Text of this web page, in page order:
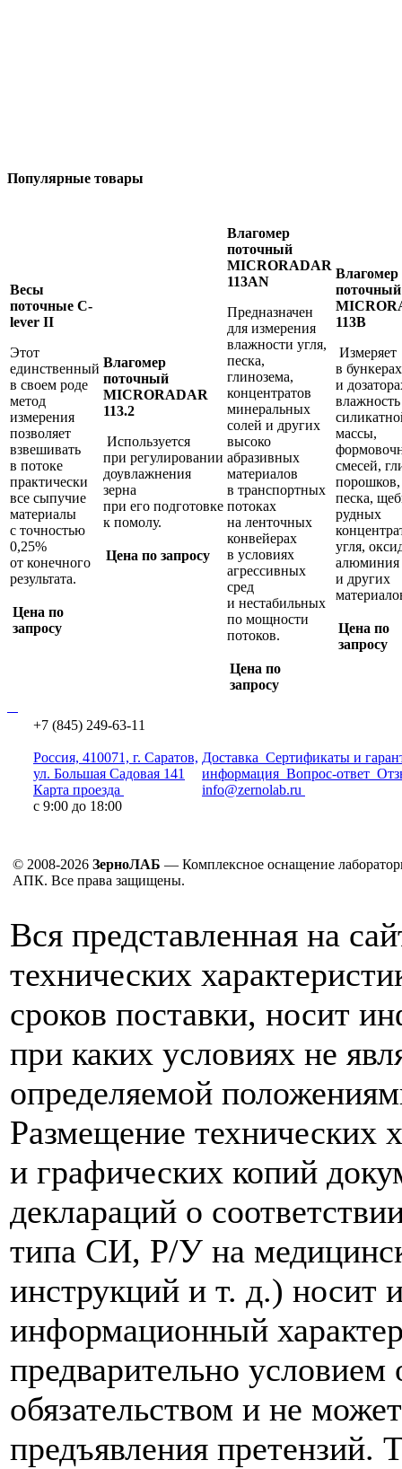
Популярные товары
Весы
поточные C-
lever II
Этот
единственный
в своем роде
метод
измерения
позволяет
взвешивать
в потоке
практически
все сыпучие
материалы
с точностью
0,25%
от конечного
результата.
Цена по
запросу
Влагомер
поточный
MICRORADAR
113.2
Используется
при регулировании
доувлажнения
зерна
при его подготовке
к помолу.
Цена по запросу
Влагомер
поточный
MICRORADAR
113AN
Предназначен
для измерения
влажности угля,
песка,
глинозема,
концентратов
минеральных
солей и других
высоко
абразивных
материалов
в транспортных
потоках
на ленточных
конвейерах
в условиях
агрессивных
сред
и нестабильных
по мощности
потоков.
Цена по
запросу
Влагомер
поточный
113B
Измеряет
в бункерах
и
влажность
массы,
смесей,
порошков,
песка,
рудных
угля,
алюминия
и других
Цена по
запросу
+7 (845) 249-63-11
Россия, 410071, г. Саратов,
ул. Большая Садовая 141
Карта проезда
с 9:00 до 18:00
Доставка Сертификаты и
информация Вопрос-ответ
info@zernolab.ru
© 2008-2026 ЗерноЛАБ — Комплексное оснащение
АПК. Все права защищены.
Вся представленная на
технических
сроков поставки, носит
при каких условиях не
определяемой
Размещение технических
и графических копий
деклараций о
типа СИ, Р/У на
инструкций и т. д.) носит
информационный
предварительно условием
обязательством и не
предъявления претензий.